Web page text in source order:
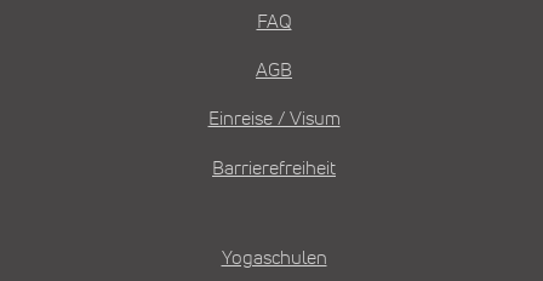
FAQ
AGB
Einreise / Visum
Barrierefreiheit
Yogaschulen